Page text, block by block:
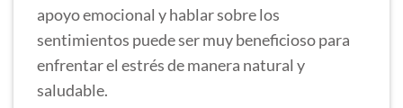
apoyo emocional y hablar sobre los
sentimientos puede ser muy beneficioso para
enfrentar el estrés de manera natural y
saludable.